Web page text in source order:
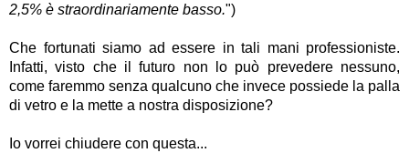
2,5% è straordinariamente basso.")
Che fortunati siamo ad essere in tali mani professioniste.
Infatti, visto che il futuro non lo può prevedere nessuno,
come faremmo senza qualcuno che invece possiede la palla
di vetro e la mette a nostra disposizione?
Io vorrei chiudere con questa...